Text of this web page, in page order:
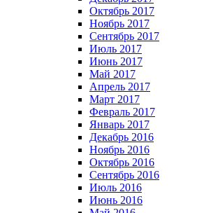
Октябрь 2017
Ноябрь 2017
Сентябрь 2017
Июль 2017
Июнь 2017
Май 2017
Апрель 2017
Март 2017
Февраль 2017
Январь 2017
Декабрь 2016
Ноябрь 2016
Октябрь 2016
Сентябрь 2016
Июль 2016
Июнь 2016